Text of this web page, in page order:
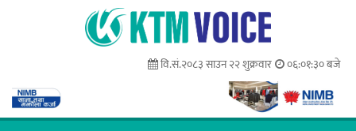
वि.सं.२०८३ साउन २२ शुक्रवार ०६:०१:३१ बजे